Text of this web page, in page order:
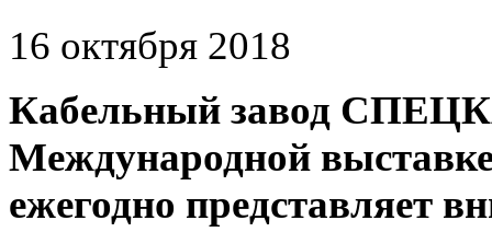
16 октября 2018
Кабельный завод
Международной
ежегодно представляет